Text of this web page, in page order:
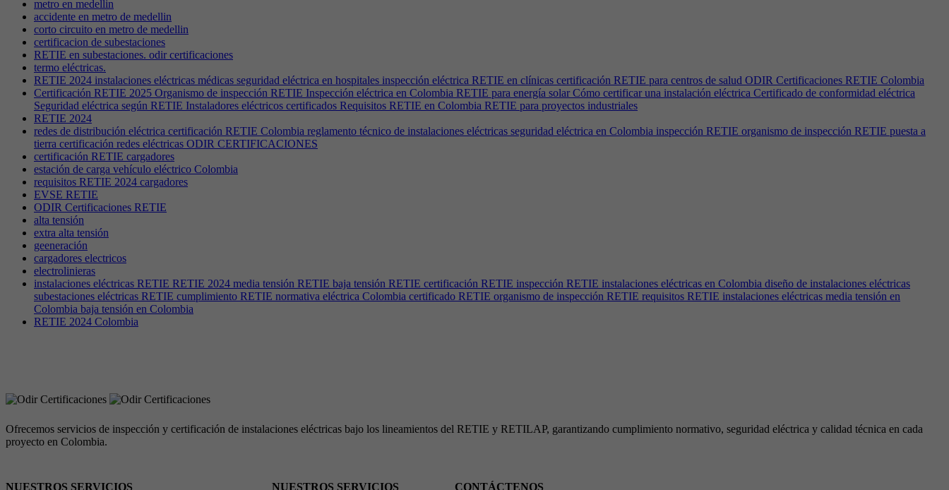
metro en medellin
accidente en metro de medellin
corto circuito en metro de medellin
certificacion de subestaciones
RETIE en subestaciones. odir certificaciones
termo eléctricas.
RETIE 2024 instalaciones eléctricas médicas seguridad eléctrica en hospitales inspección eléctrica RETIE en clínicas certificación RETIE para centros de salud ODIR Certificaciones RETIE Colombia
Certificación RETIE 2025 Organismo de inspección RETIE Inspección eléctrica en Colombia RETIE para energía solar Cómo certificar una instalación eléctrica Certificado de conformidad eléctrica
Seguridad eléctrica según RETIE Instaladores eléctricos certificados Requisitos RETIE en Colombia RETIE para proyectos industriales
RETIE 2024
redes de distribución eléctrica certificación RETIE Colombia reglamento técnico de instalaciones eléctricas seguridad eléctrica en Colombia inspección RETIE organismo de inspección RETIE puesta a
tierra certificación redes eléctricas ODIR CERTIFICACIONES
certificación RETIE cargadores
estación de carga vehículo eléctrico Colombia
requisitos RETIE 2024 cargadores
EVSE RETIE
ODIR Certificaciones RETIE
alta tensión
extra alta tensión
geeneración
cargadores electricos
electrolinieras
instalaciones eléctricas RETIE RETIE 2024 media tensión RETIE baja tensión RETIE certificación RETIE inspección RETIE instalaciones eléctricas en Colombia diseño de instalaciones eléctricas
subestaciones eléctricas RETIE cumplimiento RETIE normativa eléctrica Colombia certificado RETIE organismo de inspección RETIE requisitos RETIE instalaciones eléctricas media tensión en
Colombia baja tensión en Colombia
RETIE 2024 Colombia
Ofrecemos servicios de inspección y certificación de instalaciones eléctricas bajo los lineamientos del RETIE y RETILAP, garantizando cumplimiento normativo, seguridad eléctrica y calidad técnica en cada
proyecto en Colombia.
NUESTROS SERVICIOS NUESTROS SERVICIOS CONTÁCTENOS